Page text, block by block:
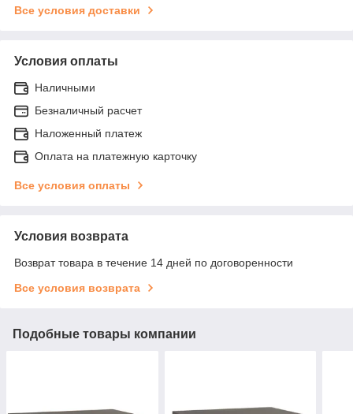
Все условия доставки
Условия оплаты
Наличными
Безналичный расчет
Наложенный платеж
Оплата на платежную карточку
Все условия оплаты
Условия возврата
Возврат товара в течение 14 дней по договоренности
Все условия возврата
Подобные товары компании